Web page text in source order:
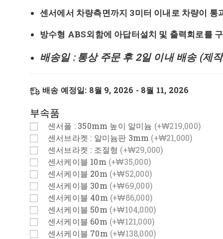
센서에서 차량측면까지 3미터 이내로 차량이 통
방수형 ABS외함에 아답터설치 및 출력회로를
배송일 : 통상 주문 후 2일 이내 배송 (제
배송 예정일: 8월 9, 2026 - 8월 11, 2026
부속품
센서폴 : 350mm 높이 알미늄 (+₩219,000)
센서브라켓 : 알미늄판 3mm (+₩21,000)
센서브라켓 : 조절형 (+₩29,000)
센서케이블 10m (+₩35,000)
센서케이블 20m (+₩52,000)
센서케이블 30m (+₩69,000)
센서케이블 40m (+₩86,000)
센서케이블 50m (+₩104,000)
센서케이블 60m (+₩121,000)
센서케이블 70m (+₩138,000)